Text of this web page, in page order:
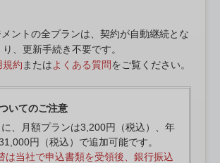
ントの全プランは、契約が自動継続とな
り、更新手続き不要です。
規約 またはよくある質問をご覧ください。
いてのご注意
、月額プランは3,200円（税込）、年
円（税込）で追加可能です。
は当社で申込書類を受領後、銀行振込